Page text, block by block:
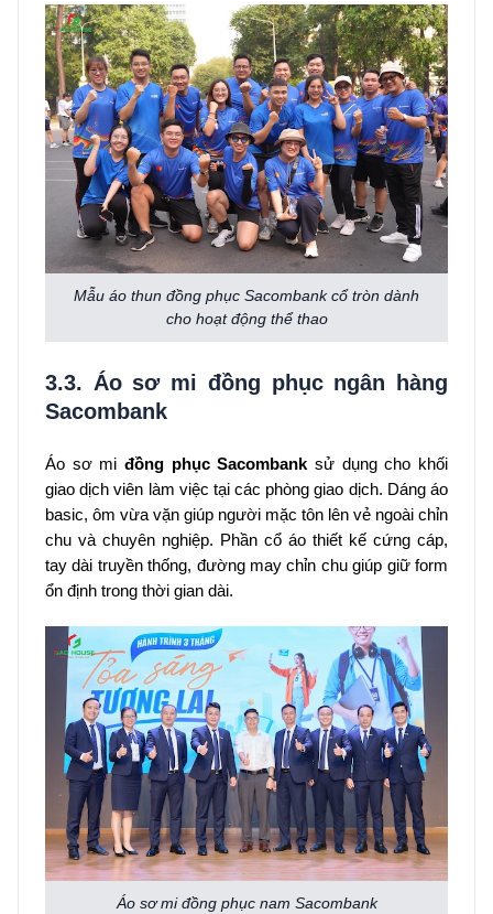
Mẫu áo thun đồng phục Sacombank cổ tròn dành
cho hoạt động thể thao
3.3. Áo sơ mi đồng phục ngân hàng
Sacombank
Áo sơ mi đồng phục Sacombank sử dụng cho khối
giao dịch viên làm việc tại các phòng giao dịch. Dáng áo
basic, ôm vừa vặn giúp người mặc tôn lên vẻ ngoài chỉn
chu và chuyên nghiệp. Phần cổ áo thiết kế cứng cáp,
tay dài truyền thống, đường may chỉn chu giúp giữ form
ổn định trong thời gian dài.
Áo sơ mi đồng phục nam Sacombank